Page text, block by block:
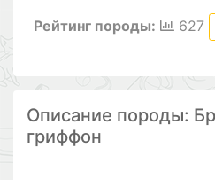
Рейтинг породы:
627
Описание породы:
гриффон